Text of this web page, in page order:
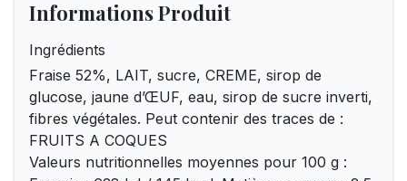
Informations Produit
Ingrédients
Fraise 52%, LAIT, sucre, CREME, sirop de
glucose, jaune d’ŒUF, eau, sirop de sucre inverti,
fibres végétales. Peut contenir des traces de :
FRUITS A COQUES
Valeurs nutritionnelles moyennes pour 100 g :